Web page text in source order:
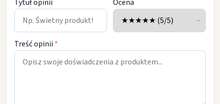
Tytuł opinii Ocena
Treść opinii *